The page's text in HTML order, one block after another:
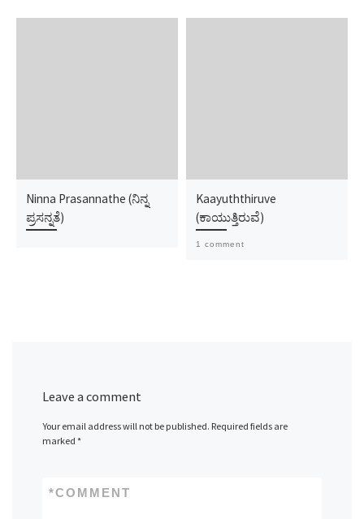
Ninna Prasannathe (ನಿನ್ನ
ಪ್ರಸನ್ನತೆ)
Kaayuththiruve
(ಕಾಯುತ್ತಿರುವೆ)
1 comment
Leave a comment
Your email address will not be published. Required fields are
marked *
COMMENT
*